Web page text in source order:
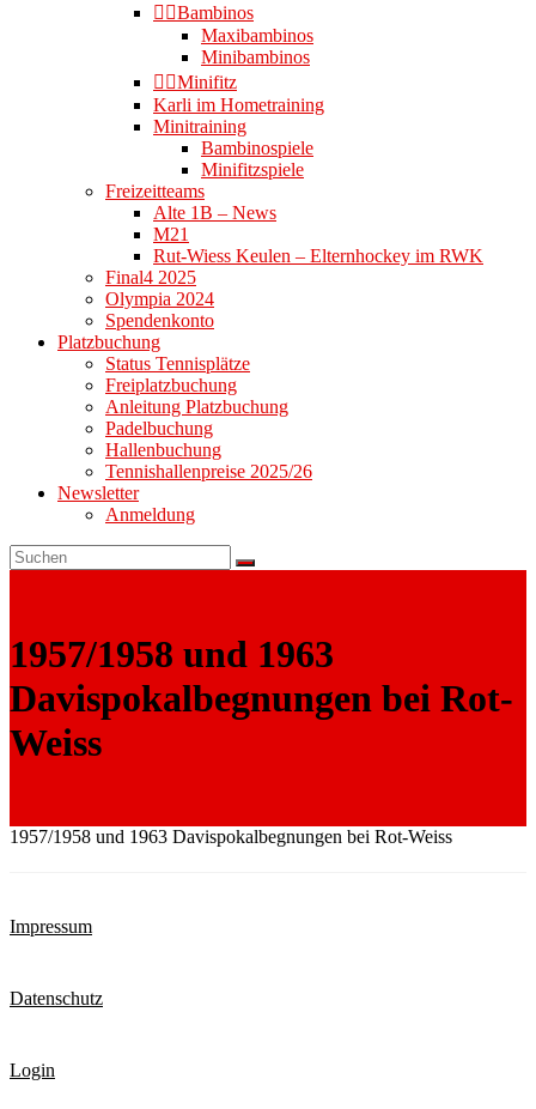
👉🏻Bambinos
Maxibambinos
Minibambinos
👉🏻Minifitz
Karli im Hometraining
Minitraining
Bambinospiele
Minifitzspiele
Freizeitteams
Alte 1B – News
M21
Rut-Wiess Keulen – Elternhockey im RWK
Final4 2025
Olympia 2024
Spendenkonto
Platzbuchung
Status Tennisplätze
Freiplatzbuchung
Anleitung Platzbuchung
Padelbuchung
Hallenbuchung
Tennishallenpreise 2025/26
Newsletter
Anmeldung
1957/1958 und 1963
Davispokalbegnungen bei Rot-
Weiss
1957/1958 und 1963 Davispokalbegnungen bei Rot-Weiss
Impressum
Datenschutz
Login